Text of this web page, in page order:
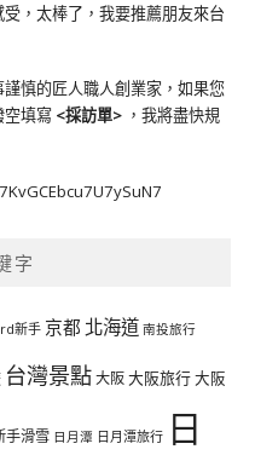
，太棒了，我要推薦朋友來台
慎的匠人職人創業家，如果您
空填寫 <採訪單> ，我將盡快規
字
新手 京都 北海道 南投旅行
台灣景點大阪大阪旅行大阪
手滑雪 日月潭 日月潭旅行 日